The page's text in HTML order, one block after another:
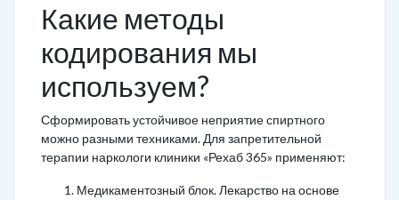
Какие методы
кодирования мы
используем?
Сформировать устойчивое неприятие спиртного
можно разными техниками. Для запретительной
терапии наркологи клиники «Рехаб 365» применяют:
Медикаментозный блок. Лекарство на основе